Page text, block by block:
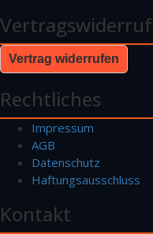
Vertragswiderruf
Vertrag widerrufen
Rechtliches
Impressum
AGB
Datenschutz
Haftungsausschluss
Kontakt